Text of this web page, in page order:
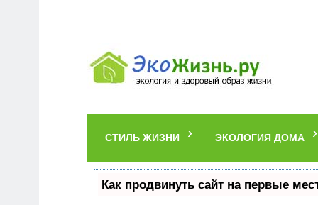
СТИЛЬ ЖИЗНИ ЭКОЛОГИЯ ДОМА
Как продвинуть сайт на первые